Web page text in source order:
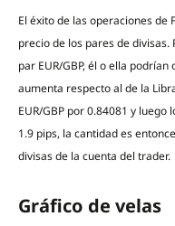
El éxito de las operaciones de
precio de los pares de
par EUR/GBP, él o ella
aumenta respecto al de la
EUR/GBP por 0.84081 y
1.9 pips, la cantidad es
divisas de la cuenta del trader.
Gráfico de velas